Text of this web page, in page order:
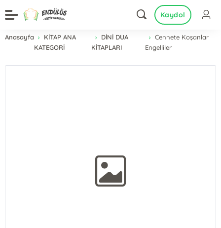
Kaydol
Anasayfa
KİTAP ANA
KATEGORİ
DİNİ DUA
KİTAPLARI
Cennete Koşanlar
Engelliler